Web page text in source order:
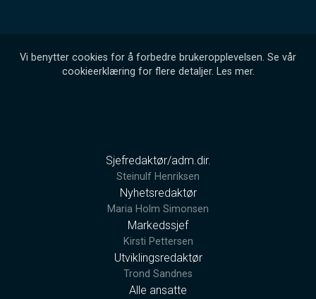
Vi benytter cookies for å forbedre brukeropplevelsen. Se vår
cookieerklæring for flere detaljer. Les mer.
Sjefredaktør/adm.dir.
Steinulf Henriksen
Nyhetsredaktør
Maria Holm Simonsen
Markedssjef
Kirsti Pettersen
Utviklingsredaktør
Trond Sandnes
Alle ansatte